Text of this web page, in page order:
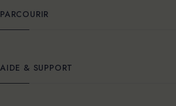
PARCOURIR
AIDE & SUPPORT